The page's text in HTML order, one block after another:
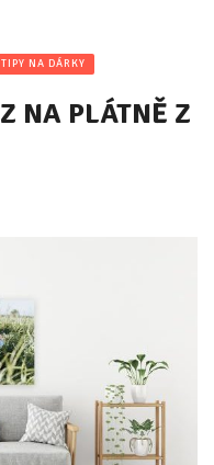
TIPY NA DÁRKY
NA PLÁTNĚ Z